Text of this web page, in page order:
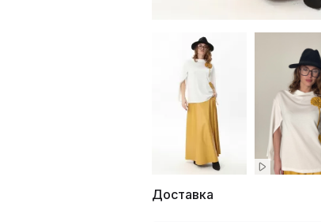
Доставка